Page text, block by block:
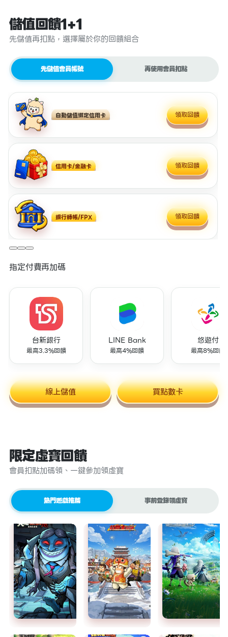
儲值回饋1+1
先儲值再扣點，選擇屬於你的回饋組合
先儲值會員帳號 再使用會員扣點
自動儲值綁定信用卡 領取回饋
信用卡/金融卡 領取回饋
銀行轉帳/FPX 領取回饋
指定付費再加碼
台新銀行
最高3.3%回饋
LINE Bank
最高4%回饋
悠遊付
最高8%回饋
線上儲值 買點數卡
限定虛寶回饋
會員扣點加碼領、一鍵參加領虛寶
熱門遊戲推薦 事前登錄領虛寶